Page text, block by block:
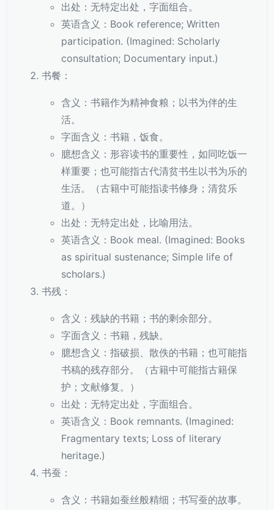
出处：无特定出处，字面组合。
英语含义：Book reference; Written
participation. (Imagined: Scholarly
consultation; Documentary input.)
书餐：
含义：书籍作为精神食粮；以书为伴的生
活。
字面含义：书籍，饭食。
臆想含义：形容读书的重要性，如同吃饭一
样重要；也可能指古代清贫书生以书为乐的
生活。（古籍中可能指读书修身；清贫乐
道。）
出处：无特定出处，比喻用法。
英语含义：Book meal. (Imagined: Books
as spiritual sustenance; Simple life of
scholars.)
书残：
含义：残缺的书籍；书的剩余部分。
字面含义：书籍，残缺。
臆想含义：指破损、散佚的书籍；也可能指
书稿的残存部分。（古籍中可能指古籍保
护；文献修复。）
出处：无特定出处，字面组合。
英语含义：Book remnants. (Imagined:
Fragmentary texts; Loss of literary
heritage.)
书蚕：
含义：书籍如蚕丝般精细；书写蚕的故事。